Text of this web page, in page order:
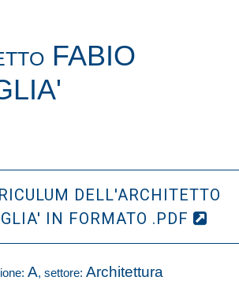
FABIO
DELL'ARCHITETTO
IN FORMATO .PDF
A, settore: Architettura